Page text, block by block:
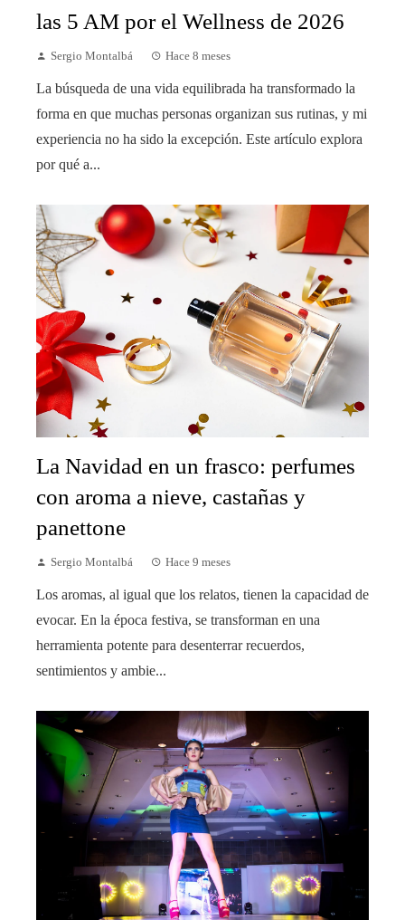
las 5 AM por el Wellness de 2026
Sergio Montalbá Hace 8 meses
La búsqueda de una vida equilibrada ha transformado la
forma en que muchas personas organizan sus rutinas, y mi
experiencia no ha sido la excepción. Este artículo explora
por qué a...
La Navidad en un frasco: perfumes
con aroma a nieve, castañas y
panettone
Sergio Montalbá Hace 9 meses
Los aromas, al igual que los relatos, tienen la capacidad de
evocar. En la época festiva, se transforman en una
herramienta potente para desenterrar recuerdos,
sentimientos y ambie...